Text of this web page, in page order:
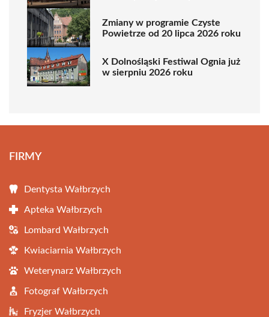
Zmiany w programie Czyste
Powietrze od 20 lipca 2026 roku
X Dolnośląski Festiwal Ognia już
w sierpniu 2026 roku
FIRMY
Dentysta Wałbrzych
Apteka Wałbrzych
Lombard Wałbrzych
Kwiaciarnia Wałbrzych
Weterynarz Wałbrzych
Fotograf Wałbrzych
Fryzjer Wałbrzych